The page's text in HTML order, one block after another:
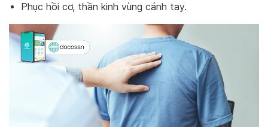
Phục hồi cơ, thần kinh vùng cánh tay.